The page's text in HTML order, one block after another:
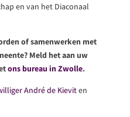
en van het Diaconaal
of samenwerken met
Meld het aan uw
ons bureau in Zwolle.
André de Kieviten